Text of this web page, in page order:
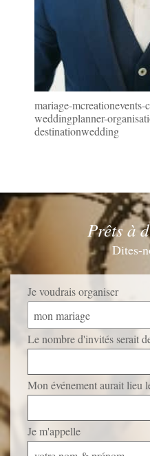
mariage-
weddingplanner-
destinationwedding
Prêts à
Dites-
Je voudrais organiser
mon mariage
Le nombre d'invités serait
Mon événement aurait lieu
Je m'appelle